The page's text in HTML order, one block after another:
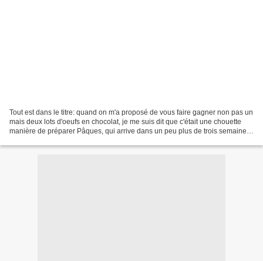
Tout est dans le titre: quand on m'a proposé de vous faire gagner non pas un
mais deux lots d'oeufs en chocolat, je me suis dit que c'était une chouette
manière de préparer Pâques, qui arrive dans un peu plus de trois semaines!